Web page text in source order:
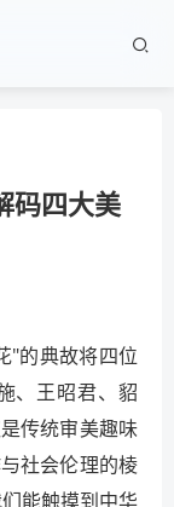
码四大美
"的典故将四位
、王昭君、貂
传统审美趣味
社会伦理的棱
能触摸到中华